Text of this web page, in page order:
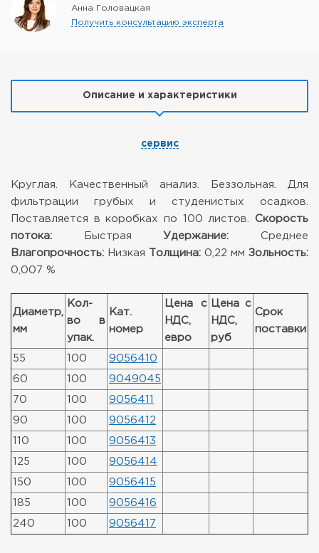
Анна Головацкая
Получить консультацию эксперта
Описание и характеристики
сервис
Круглая. Качественный анализ. Беззольная. Для
фильтрации грубых и студенистых осадков.
Поставляется в коробках по 100 листов.
Скорость
потока:
Быстрая Удержание:Среднее
Влагопрочность:
Низкая Толщина: 0,22 мм Зольность:
0,007 %
Диаметр,
мм
Кол-
во в
упак.
Кат.
номер
Цена с
НДС,
евро
Цена с
НДС,
руб
Срок
поставки
55 100 9056410
60 100 9049045
70 100 9056411
90 100 9056412
110 100 9056413
125 100 9056414
150 100 9056415
185 100 9056416
240 100 9056417